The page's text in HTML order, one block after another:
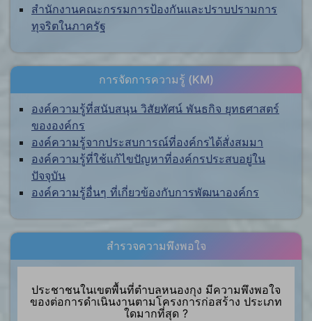
สำนักงานคณะกรรมการป้องกันและปราบปรามการ
ทุจริตในภาครัฐ
การจัดการความรู้ (KM)
องค์ความรู้ที่สนับสนุน วิสัยทัศน์ พันธกิจ ยุทธศาสตร์
ขององค์กร
องค์ความรู้จากประสบการณ์ที่องค์กรได้สั่งสมมา
องค์ความรู้ที่ใช้แก้ไขปัญหาที่องค์กรประสบอยู่ใน
ปัจจุบัน
องค์ความรู้อื่นๆ ที่เกี่ยวข้องกับการพัฒนาองค์กร
สำรวจความพึงพอใจ
ประชาชนในเขตพื้นที่ตำบลหนองกุง มีความพึงพอใจ
ของต่อการดำเนินงานตามโครงการก่อสร้าง ประเภท
ใดมากที่สุด ?